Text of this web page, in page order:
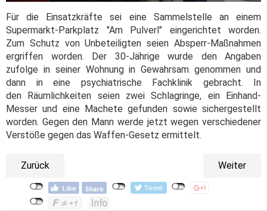
Für die Einsatzkräfte sei eine Sammelstelle an einem
Supermarkt-Parkplatz "Am Pulverl" eingerichtet worden.
Zum Schutz von Unbeteiligten seien Absperr-Maßnahmen
ergriffen worden. Der 30-Jährige wurde den Angaben
zufolge in seiner Wohnung in Gewahrsam genommen und
dann in eine psychiatrische Fachklinik gebracht. In
den Räumlichkeiten seien zwei Schlagringe, ein Einhand-
Messer und eine Machete gefunden sowie sichergestellt
worden. Gegen den Mann werde jetzt wegen verschiedener
Verstöße gegen das Waffen-Gesetz ermittelt.
Zurück Weiter